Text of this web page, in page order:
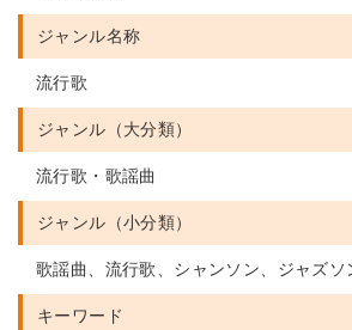
ジャンル名称
流行歌
ジャンル（大分類）
流行歌・歌謡曲
ジャンル（小分類）
歌謡曲、流行歌、シャンソン、ジャズソ
キーワード